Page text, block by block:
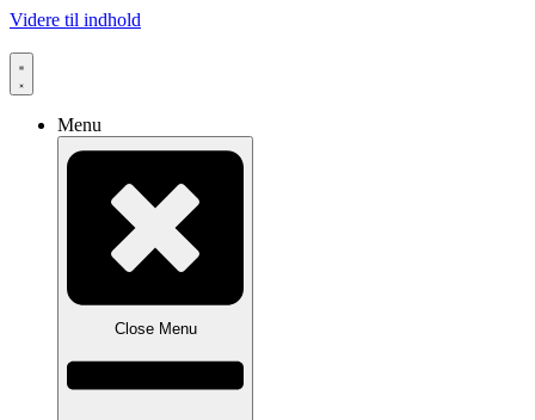
Videre til indhold
Menu
Close Menu